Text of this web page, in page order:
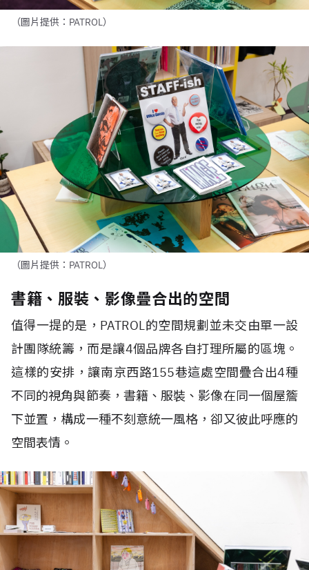
（圖片提供：PATROL）
（圖片提供：PATROL）
書籍、服裝、影像疊合出的空間
值得一提的是，PATROL的空間規劃並未交由單一設
計團隊統籌，而是讓4個品牌各自打理所屬的區塊。
這樣的安排，讓南京西路155巷這處空間疊合出4種
不同的視角與節奏，書籍、服裝、影像在同一個屋簷
下並置，構成一種不刻意統一風格，卻又彼此呼應的
空間表情。